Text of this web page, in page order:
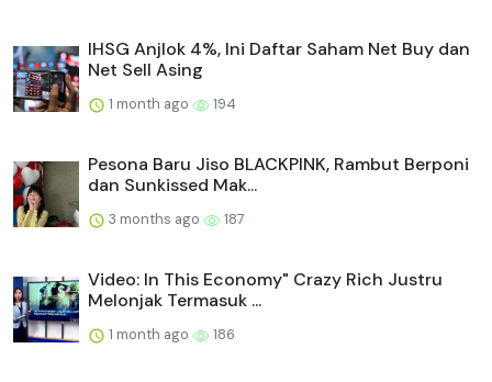
IHSG Anjlok 4%, Ini Daftar Saham Net Buy dan
Net Sell Asing
1 month ago 194
Pesona Baru Jiso BLACKPINK, Rambut Berponi
dan Sunkissed Mak...
3 months ago 187
Video: In This Economy" Crazy Rich Justru
Melonjak Termasuk ...
1 month ago 186